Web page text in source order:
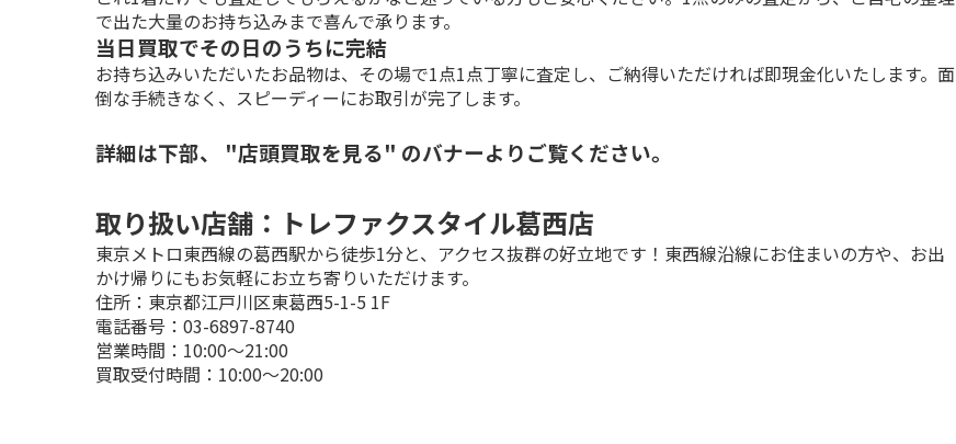
で出た大量のお持ち込みまで喜んで承ります。
当日買取でその日のうちに完結
お持ち込みいただいたお品物は、その場で1点1点丁寧に査定し、ご納得いただければ即現金化いたします。面
倒な手続きなく、スピーディーにお取引が完了します。
詳細は下部、 "店頭買取を見る" のバナーよりご覧ください。
取り扱い店舗：トレファクスタイル葛西店
東京メトロ東西線の葛西駅から徒歩1分と、アクセス抜群の好立地です！東西線沿線にお住まいの方や、お出
かけ帰りにもお気軽にお立ち寄りいただけます。
住所：東京都江戸川区東葛西5-1-5 1F
電話番号：03-6897-8740
営業時間：10:00～21:00
買取受付時間：10:00～20:00